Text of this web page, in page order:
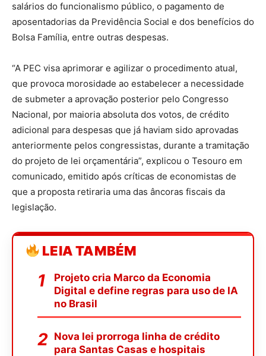
salários do funcionalismo público, o pagamento de
aposentadorias da Previdência Social e dos benefícios do
Bolsa Família, entre outras despesas.
“A PEC visa aprimorar e agilizar o procedimento atual,
que provoca morosidade ao estabelecer a necessidade
de submeter a aprovação posterior pelo Congresso
Nacional, por maioria absoluta dos votos, de crédito
adicional para despesas que já haviam sido aprovadas
anteriormente pelos congressistas, durante a tramitação
do projeto de lei orçamentária”, explicou o Tesouro em
comunicado, emitido após críticas de economistas de
que a proposta retiraria uma das âncoras fiscais da
legislação.
LEIA TAMBÉM
Projeto cria Marco da Economia
Digital e define regras para uso de IA
no Brasil
Nova lei prorroga linha de crédito
para Santas Casas e hospitais